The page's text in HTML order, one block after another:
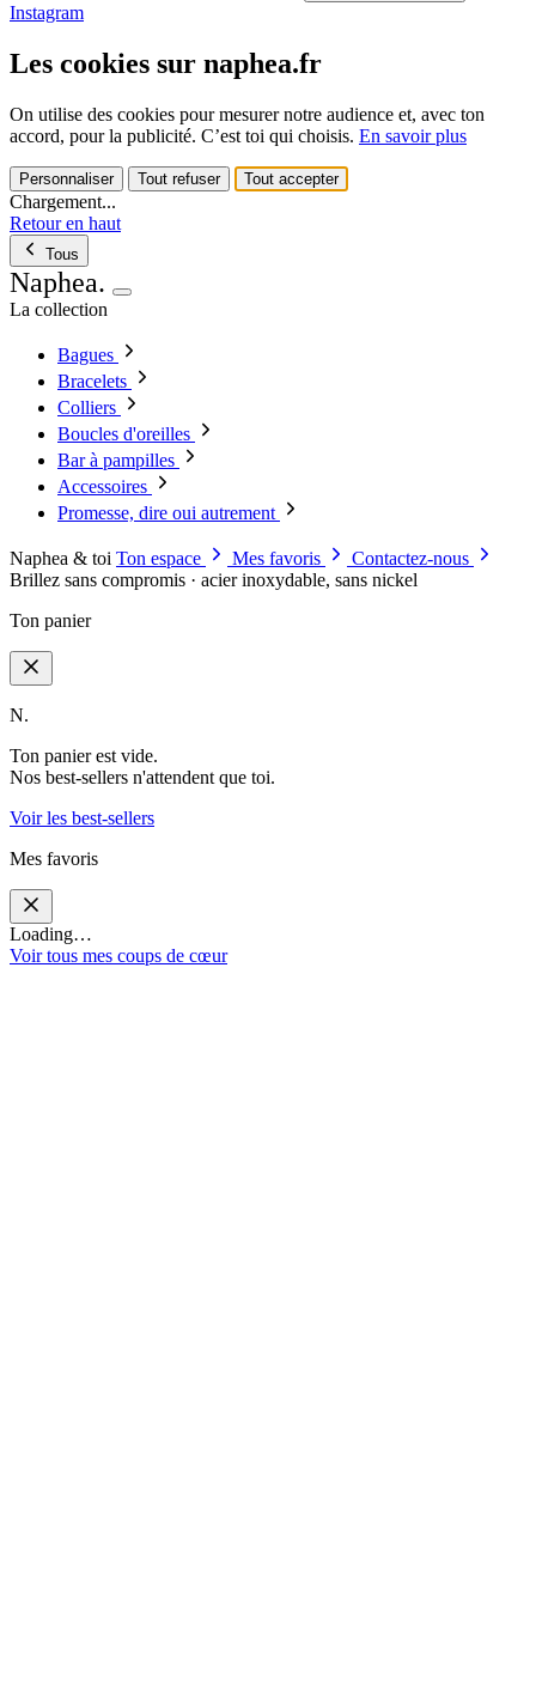
Instagram
Les cookies sur naphea.fr
On utilise des cookies pour mesurer notre audience et, avec ton
accord, pour la publicité. C’est toi qui choisis. En savoir plus
Personnaliser Tout refuser Tout accepter
Chargement...
Retour en haut
Tous
Naphea.
La collection
Bagues
Bracelets
Colliers
Boucles d'oreilles
Bar à pampilles
Accessoires
Promesse, dire oui autrement
Naphea & toi Ton espace Mes favoris
Contactez-nous
Brillez sans compromis · acier inoxydable, sans nickel
Ton panier
N.
Ton panier est vide.
Nos best-sellers n'attendent que toi.
Voir les best-sellers
Mes favoris
Loading…
Voir tous mes coups de cœur